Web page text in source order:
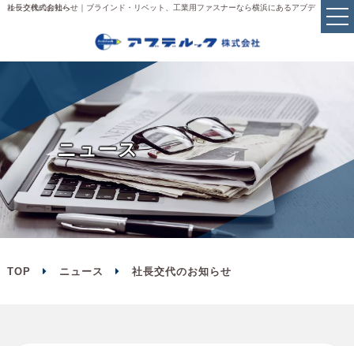
社長交代のお知らせ｜ブラインド・リベット、工業用ファスナーなら横浜にあるアブデルック株式会社へ
ニュース
TOP ニュース 社長交代のお知らせ